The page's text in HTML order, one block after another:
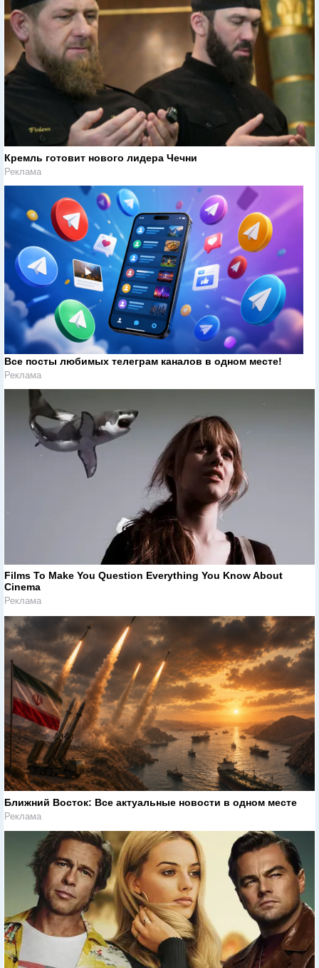
Кремль готовит нового лидера Чечни
Реклама
Все посты любимых телеграм каналов в одном месте!
Реклама
Films To Make You Question Everything You Know About
Cinema
Реклама
Ближний Восток: Все актуальные новости в одном месте
Реклама